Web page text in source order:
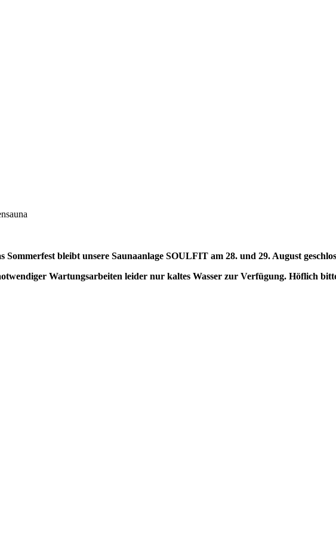
bleibt unsere Saunaanlage SOULFIT am 28. und 29. August
Wartungsarbeiten leider nur kaltes Wasser zur Verfügung. Höflich